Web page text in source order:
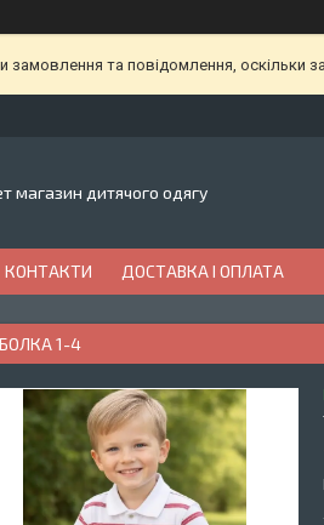
та повідомлення, оскільки
магазин дитячого одягу
КОНТАКТИ ДОСТАВКА І ОПЛАТА
1-4